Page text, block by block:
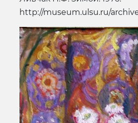
http://museum.ulsu.ru/